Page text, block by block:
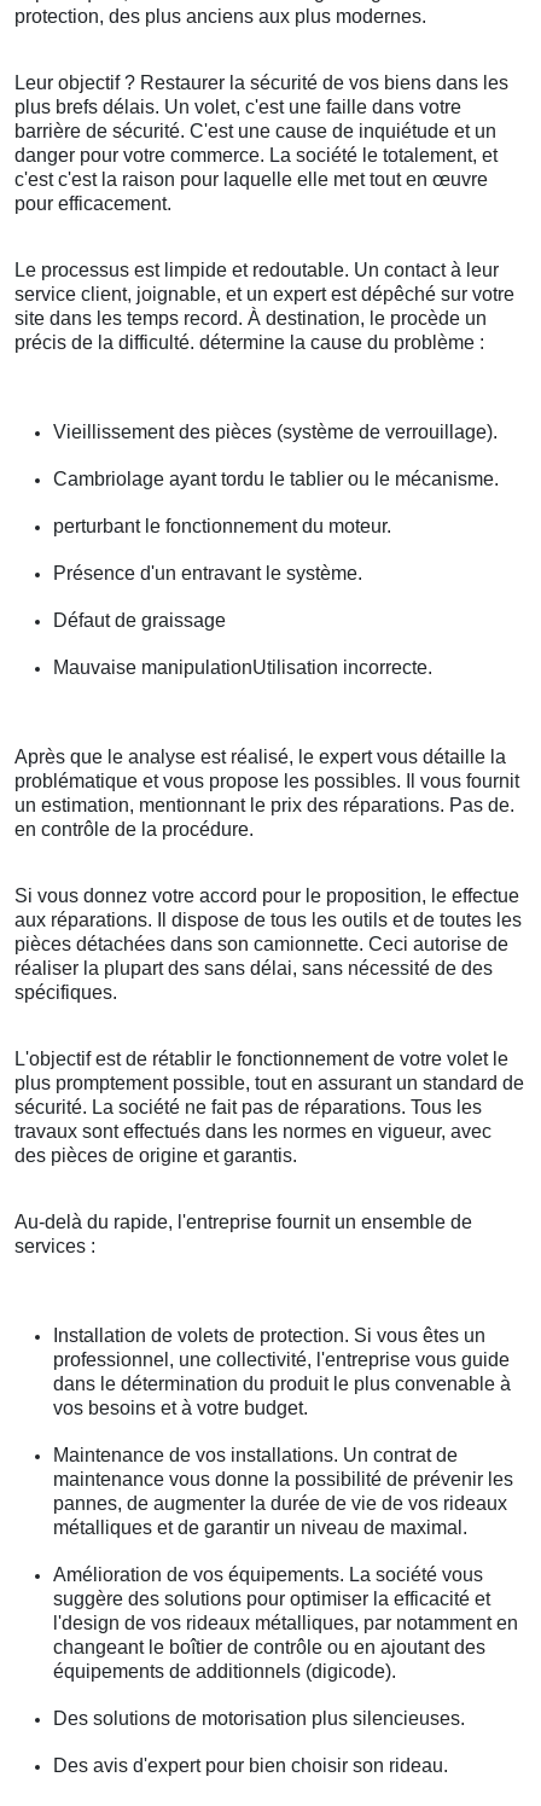
protection, des plus anciens aux plus modernes.
Leur objectif ? Restaurer la sécurité de vos biens dans les
plus brefs délais. Un volet, c'est une faille dans votre
barrière de sécurité. C'est une cause de inquiétude et un
danger pour votre commerce. La société le totalement, et
c'est c'est la raison pour laquelle elle met tout en œuvre
pour efficacement.
Le processus est limpide et redoutable. Un contact à leur
service client, joignable, et un expert est dépêché sur votre
site dans les temps record. À destination, le procède un
précis de la difficulté. détermine la cause du problème :
Vieillissement des pièces (système de verrouillage).
Cambriolage ayant tordu le tablier ou le mécanisme.
perturbant le fonctionnement du moteur.
Présence d'un entravant le système.
Défaut de graissage
Mauvaise manipulationUtilisation incorrecte.
Après que le analyse est réalisé, le expert vous détaille la
problématique et vous propose les possibles. Il vous fournit
un estimation, mentionnant le prix des réparations. Pas de.
en contrôle de la procédure.
Si vous donnez votre accord pour le proposition, le effectue
aux réparations. Il dispose de tous les outils et de toutes les
pièces détachées dans son camionnette. Ceci autorise de
réaliser la plupart des sans délai, sans nécessité de des
spécifiques.
L'objectif est de rétablir le fonctionnement de votre volet le
plus promptement possible, tout en assurant un standard de
sécurité. La société ne fait pas de réparations. Tous les
travaux sont effectués dans les normes en vigueur, avec
des pièces de origine et garantis.
Au-delà du rapide, l'entreprise fournit un ensemble de
services :
Installation de volets de protection. Si vous êtes un
professionnel, une collectivité, l'entreprise vous guide
dans le détermination du produit le plus convenable à
vos besoins et à votre budget.
Maintenance de vos installations. Un contrat de
maintenance vous donne la possibilité de prévenir les
pannes, de augmenter la durée de vie de vos rideaux
métalliques et de garantir un niveau de maximal.
Amélioration de vos équipements. La société vous
suggère des solutions pour optimiser la efficacité et
l'design de vos rideaux métalliques, par notamment en
changeant le boîtier de contrôle ou en ajoutant des
équipements de additionnels (digicode).
Des solutions de motorisation plus silencieuses.
Des avis d'expert pour bien choisir son rideau.